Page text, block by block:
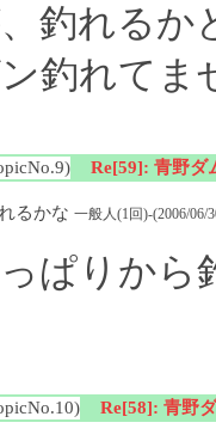
釣れる
釣れてま
Re[59]: 青野ダ
るかな 一般人(1回)-(2006/06/
ぱりから
Re[58]: 青野